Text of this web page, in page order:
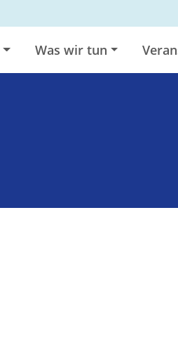
Was wir tun